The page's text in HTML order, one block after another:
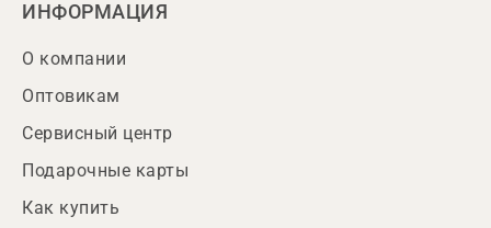
ИНФОРМАЦИЯ
О компании
Оптовикам
Сервисный центр
Подарочные карты
Как купить